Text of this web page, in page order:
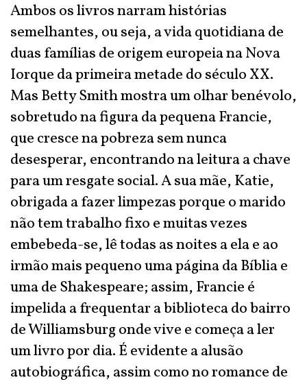
Ambos os livros narram histórias
semelhantes, ou seja, a vida quotidiana de
duas famílias de origem europeia na Nova
Iorque da primeira metade do século XX.
Mas Betty Smith mostra um olhar benévolo,
sobretudo na figura da pequena Francie,
que cresce na pobreza sem nunca
desesperar, encontrando na leitura a chave
para um resgate social. A sua mãe, Katie,
obrigada a fazer limpezas porque o marido
não tem trabalho fixo e muitas vezes
embebeda-se, lê todas as noites a ela e ao
irmão mais pequeno uma página da Bíblia e
uma de Shakespeare; assim, Francie é
impelida a frequentar a biblioteca do bairro
de Williamsburg onde vive e começa a ler
um livro por dia. É evidente a alusão
autobiográfica, assim como no romance de